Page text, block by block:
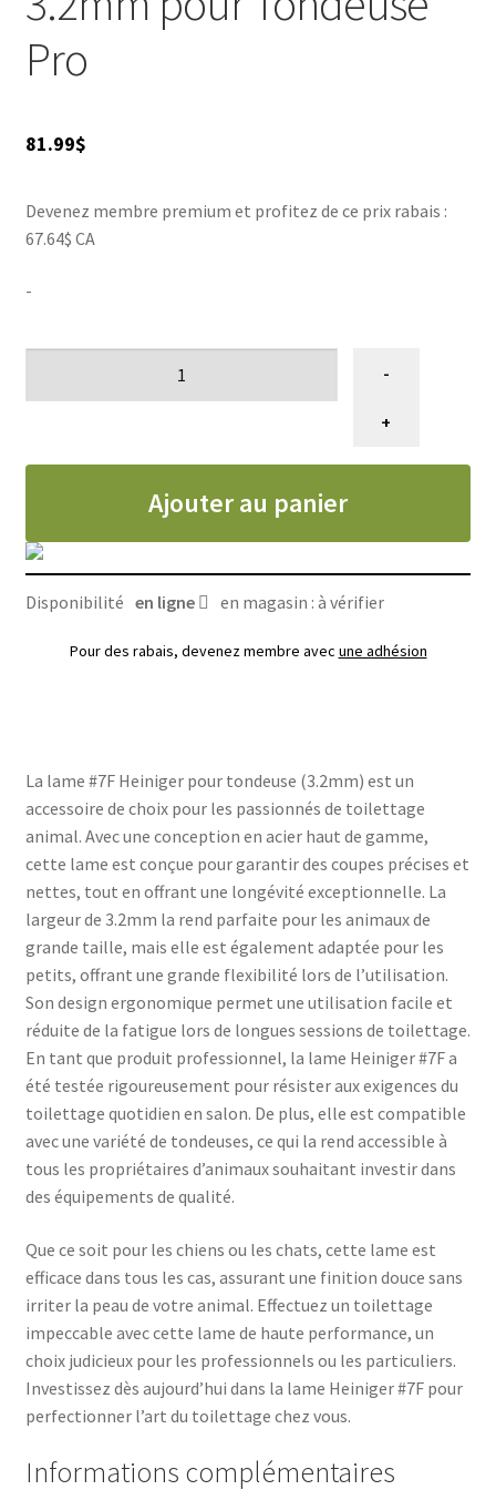
AIGUISAGES
VENTES
avec la lame Heiniger #7F, un indispensable pour un
toilettage réussi !
Pro
81.99$
Devenez membre premium et profitez de ce prix rabais :
67.64$ CA
-
Lame
Heiniger
-
+
Ajouter au panier
Disponibilité en ligne en magasin : à vérifier
Pour des rabais, devenez membre avec une adhésion
La lame #7F Heiniger pour tondeuse (3.2mm) est un
accessoire de choix pour les passionnés de toilettage
animal. Avec une conception en acier haut de gamme,
cette lame est conçue pour garantir des coupes précises et
nettes, tout en offrant une longévité exceptionnelle. La
largeur de 3.2mm la rend parfaite pour les animaux de
grande taille, mais elle est également adaptée pour les
petits, offrant une grande flexibilité lors de l’utilisation.
Son design ergonomique permet une utilisation facile et
réduite de la fatigue lors de longues sessions de toilettage.
En tant que produit professionnel, la lame Heiniger #7F a
été testée rigoureusement pour résister aux exigences du
toilettage quotidien en salon. De plus, elle est compatible
avec une variété de tondeuses, ce qui la rend accessible à
tous les propriétaires d’animaux souhaitant investir dans
des équipements de qualité.
Que ce soit pour les chiens ou les chats, cette lame est
efficace dans tous les cas, assurant une finition douce sans
irriter la peau de votre animal. Effectuez un toilettage
impeccable avec cette lame de haute performance, un
choix judicieux pour les professionnels ou les particuliers.
Investissez dès aujourd’hui dans la lame Heiniger #7F pour
perfectionner l’art du toilettage chez vous.
Informations complémentaires